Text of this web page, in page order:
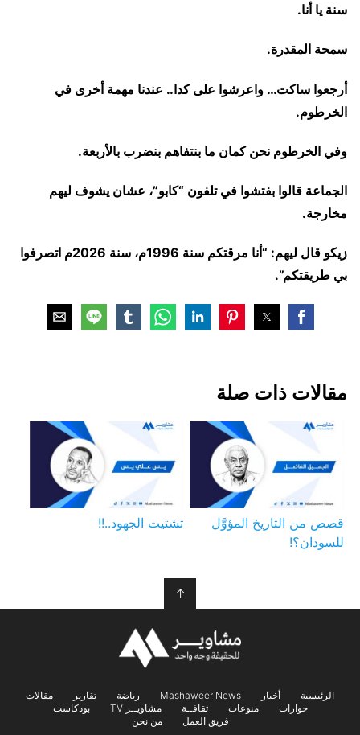
سنة يا أنا.
سمحة المقدرة.
أرجعوا ساكت… واعرشوا على كدا.. عندنا مهمة أخرى في
الخرطوم.
وفي الخرطوم نحن كمان ما بنتفاهم بنضرب بالأربعة.
الجماعة قالوا بفتشوا في تلفون “كابو”، عشان يشوف ليهم
مخارجة.
زيكو قال ليهم: “أنا مرقتكم سنة 1996م، سنة 2026م اتصرفوا
بي طريقتكم”.
مقالات ذات صلة
قصص من التاريخ المؤوَّل
للسودان؟!
تشتيت الجهود..!!
↑
الرئيسية أخبار Mashaweer News رياضة تقارير
مقالات
حوارات
منوعات ثقافــة مشاويــر TV
بودكاست
فريق العمل
من نحن